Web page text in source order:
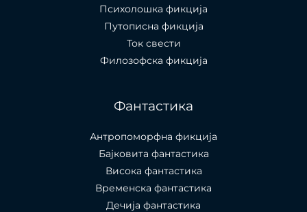
Психолошкa фикција
Путописна фикција
Ток свести
Филозофска фикција
Фантастика
Антропоморфна фикција
Бајковита фантастика
Висока фантастика
Временска фантастика
Дечија фантастика